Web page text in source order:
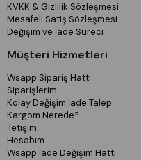
KVKK & Gizlilik Sözleşmesi
Mesafeli Satiş Sözleşmesi
Değişim ve İade Süreci
Müşteri Hizmetleri
Wsapp Sipariş Hattı
Siparişlerim
Kolay Değişim İade Talep
Kargom Nerede?
İletişim
Hesabım
Wsapp İade Değişim Hattı